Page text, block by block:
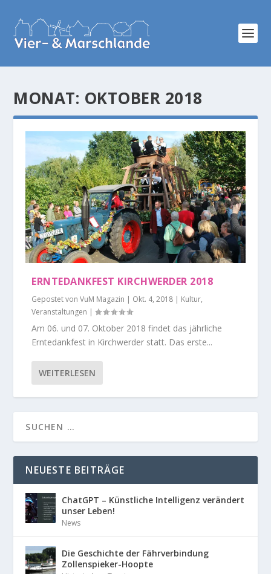
MONAT: OKTOBER 2018
ERNTEDANKFEST KIRCHWERDER 2018
Gepostet vonVuM Magazin | Okt. 4, 2018 | Kultur,
Veranstaltungen |
Am 06. und 07. Oktober 2018 findet das jährliche
Erntedankfest in Kirchwerder statt. Das erste...
WEITERLESEN
NEUESTE BEITRÄGE
ChatGPT – Künstliche Intelligenz verändert
unser Leben!
News
Die Geschichte der Fährverbindung
Zollenspieker-Hoopte